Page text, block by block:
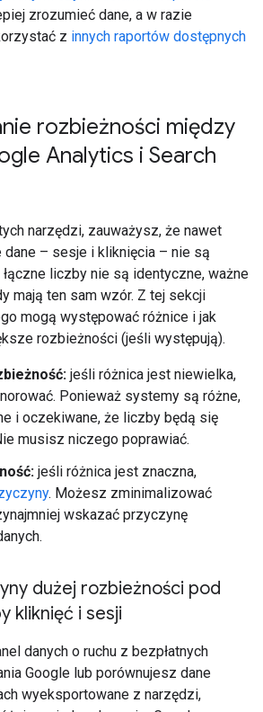
zrozumieć dane, a w razie
z innych raportów dostępnych
rozbieżności między
Analytics i Search
narzędzi, zauważysz, że nawet
dane – sesje i kliknięcia – nie są
liczby nie są identyczne, ważne
mają ten sam wzór. Z tej sekcji
mogą występować różnice i jak
rozbieżności (jeśli występują).
jeśli różnica jest niewielka,
Ponieważ systemy są różne,
i oczekiwane, że liczby będą się
musisz niczego poprawiać.
jeśli różnica jest znaczna,
. Możesz zminimalizować
wskazać przyczynę
dużej rozbieżności pod
kliknięć i sesji
danych o ruchu z bezpłatnych
Google lub porównujesz dane
wyeksportowane z narzędzi,